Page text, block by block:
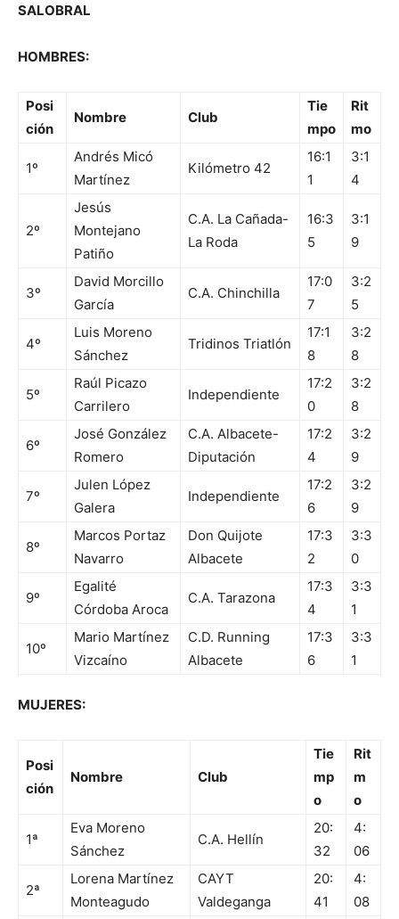
SALOBRAL
HOMBRES:
Posi
ción
Nombre Club
Tie
mpo
Rit
mo
1º
Andrés Micó
Martínez
Kilómetro 42
16:1
1
3:1
4
2º
Jesús
Montejano
Patiño
C.A. La Cañada-
La Roda
16:3
5
3:1
9
3º
David Morcillo
García
C.A. Chinchilla
17:0
7
3:2
5
4º
Luis Moreno
Sánchez
Tridinos Triatlón
17:1
8
3:2
8
5º
Raúl Picazo
Carrilero
Independiente
17:2
0
3:2
8
6º
José González
Romero
C.A. Albacete-
Diputación
17:2
4
3:2
9
7º
Julen López
Galera
Independiente
17:2
6
3:2
9
8º
Marcos Portaz
Navarro
Don Quijote
Albacete
17:3
2
3:3
0
9º
Egalité
Córdoba Aroca
C.A. Tarazona
17:3
4
3:3
1
10º
Mario Martínez
Vizcaíno
C.D. Running
Albacete
17:3
6
3:3
1
MUJERES:
Posi
ción
Nombre Club
Tie
mp
o
Rit
m
o
1ª
Eva Moreno
Sánchez
C.A. Hellín
20:
32
4:
06
2ª
Lorena Martínez
Monteagudo
CAYT
Valdeganga
20:
41
4:
08